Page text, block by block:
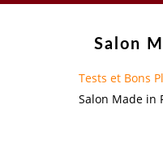
Salon
Tests et Bons
Salon Made in